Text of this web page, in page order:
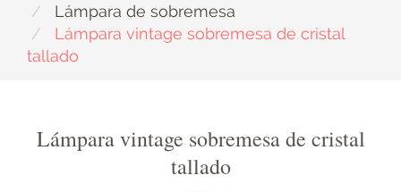
Lámpara de sobremesa
Lámpara vintage sobremesa de cristal
tallado
Lámpara vintage sobremesa de cristal
tallado